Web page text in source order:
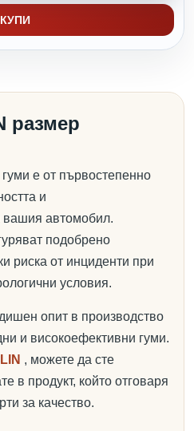
КУПИ
размер
е от първостепенно
и
вашия автомобил.
подобрено
риска от инциденти при
условия.
опит в производство
и високоефективни гуми.
, можете да сте
в продукт, който отговаря
за качество.